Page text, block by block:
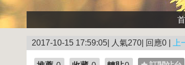
2017-10-15 17:59:05| 人氣270| 回應0 | 上